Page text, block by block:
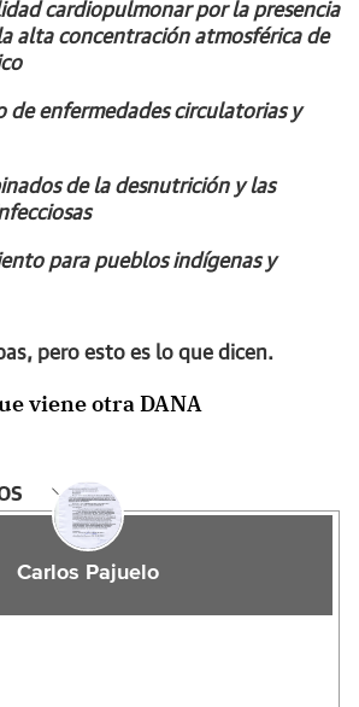
cardiopulmonar por la presencia
alta concentración atmosférica de
de enfermedades circulatorias y
de la desnutrición y las
para pueblos indígenas y
pero esto es lo que dicen.
viene otra DANA
Carlos Pajuelo